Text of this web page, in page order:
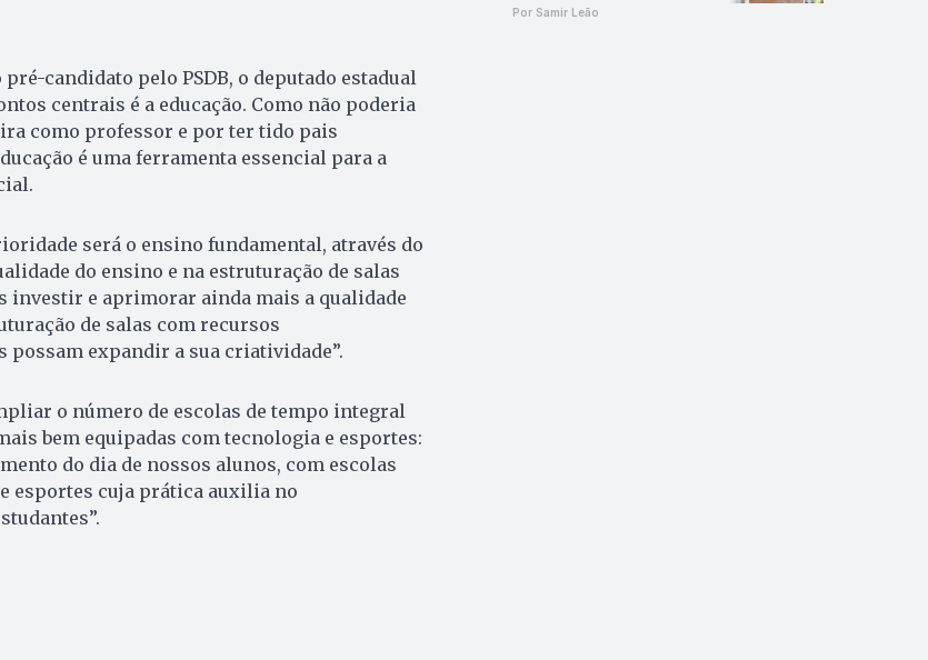
candidato pelo PSDB, o deputado estadual
centrais é a educação. Como não poderia
como professor e por ter tido pais
é uma ferramenta essencial para a
será o ensino fundamental, através do
do ensino e na estruturação de salas
investir e aprimorar ainda mais a qualidade
de salas com recursos
expandir a sua criatividade”.
o número de escolas de tempo integral
bem equipadas com tecnologia e esportes:
do dia de nossos alunos, com escolas
esportes cuja prática auxilia no
Por Samir Leão